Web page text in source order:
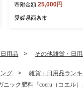
わせ 人気 アソート お菓子
スイーツ 食べ比べ 個包装
寄附金額 25,000円
愛媛県西条市
用品 その他雑貨・日
グ 雑貨・日用品ラン
ック肥料『coeru（コエル）